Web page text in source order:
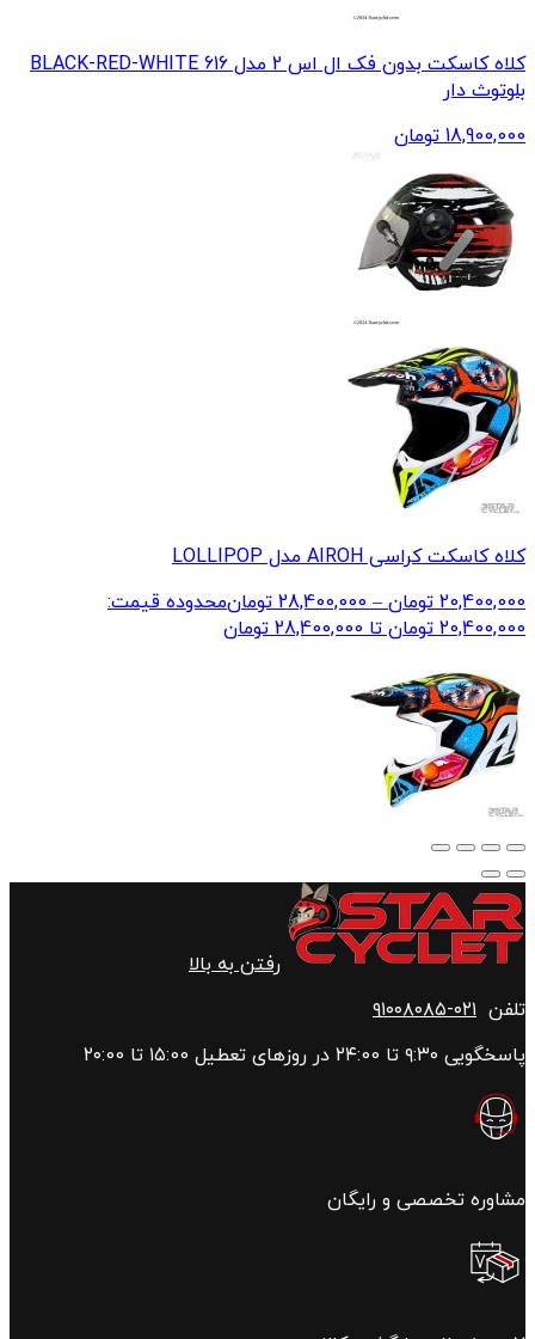
کلاه کاسکت بدون فک ال اس 2 مدل 616 BLACK-RED-WHITE
بلوتوث دار
18,900,000 تومان
کلاه کاسکت کراسی AIROH مدل LOLLIPOP
20,400,000 تومان –
28,400,000 تومانمحدوده قیمت:
20,400,000 تومان تا 28,400,000 تومان
رفتن به بالا
تلفن ۰۲۱-۹۱۰۰۸۰۸۵
پاسخگویی ۹:۳۰ تا ۲۴:00 در روزهای تعطیل ۱۵:00 تا ۲۰:00
مشاوره تخصصی و رایگان